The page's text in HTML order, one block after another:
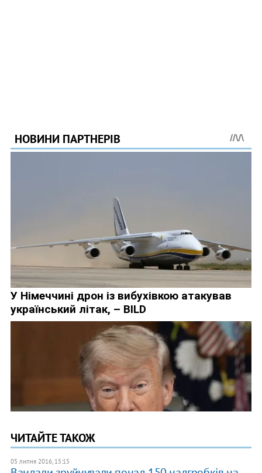
ЧИТАЙТЕ ТАКОЖ
05 липня 2016, 15:15